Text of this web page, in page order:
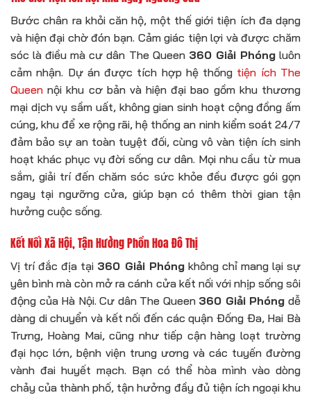
Bước chân ra khỏi căn hộ, một thế giới tiện ích đa dạng
và hiện đại chờ đón bạn. Cảm giác tiện lợi và được chăm
sóc là điều mà cư dân The Queen 360 Giải Phóngluôn
cảm nhận. Dự án được tích hợp hệ thống tiện ích The
Queen nội khu cơ bản và hiện đại bao gồm khu thương
mại dịch vụ sầm uất, không gian sinh hoạt cộng đồng ấm
cúng, khu để xe rộng rãi, hệ thống an ninh kiểm soát 24/7
đảm bảo sự an toàn tuyệt đối, cùng vô vàn tiện ích sinh
hoạt khác phục vụ đời sống cư dân. Mọi nhu cầu từ mua
sắm, giải trí đến chăm sóc sức khỏe đều được gói gọn
ngay tại ngưỡng cửa, giúp bạn có thêm thời gian tận
hưởng cuộc sống.
Kết Nối Xã Hội, Tận Hưởng Phồn Hoa Đô Thị
Vị trí đắc địa tại 360 Giải Phóngkhông chỉ mang lại sự
yên bình mà còn mở ra cánh cửa kết nối với nhịp sống sôi
động của Hà Nội. Cư dân The Queen 360 Giải Phóng dễ
dàng di chuyển và kết nối đến các quận Đống Đa, Hai Bà
Trưng, Hoàng Mai, cũng như tiếp cận hàng loạt trường
đại học lớn, bệnh viện trung ương và các tuyến đường
vành đai huyết mạch. Bạn có thể hòa mình vào dòng
chảy của thành phố, tận hưởng đầy đủ tiện ích ngoại khu